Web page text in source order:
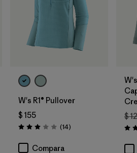
W's R1® Pullover
$ 155
Valoración: 3.0 / 5
(14Comentarios
)
Compara
$